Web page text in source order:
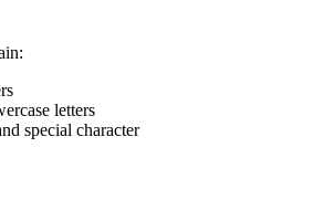
letters
special character